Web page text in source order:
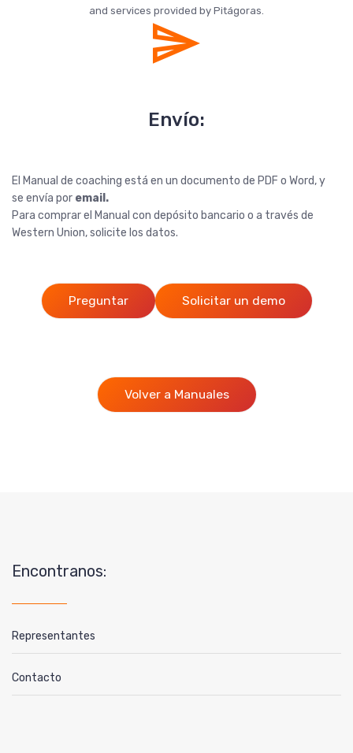
and services provided by Pitágoras.
Envío:
El Manual de coaching está en un documento de PDF o Word, y
se envía por email.
Para comprar el Manual con depósito bancario o a través de
Western Union, solicite los datos.
Preguntar Solicitar un demo
Volver a Manuales
Encontranos:
Representantes
Contacto